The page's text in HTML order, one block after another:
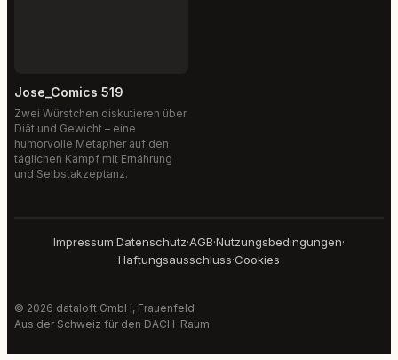
Jose_Comics 519
Zwei Würstchen diskutieren über
Diät und Gewicht – eine
humorvolle Metapher auf den
täglichen Kampf mit Ernährung
und Selbstakzeptanz.
Impressum·Datenschutz·AGB·Nutzungsbedingungen·
Haftungsausschluss·Cookies
© 2026 dataloft GmbH, Frauenfeld
Aus der Schweiz für den DACH-Raum